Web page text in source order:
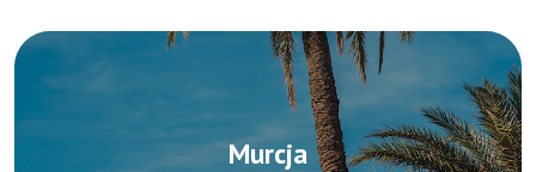
Murcja